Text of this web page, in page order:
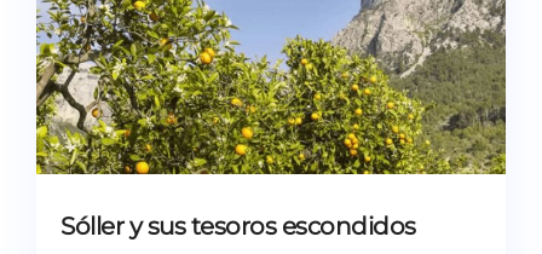
Sóller y sus tesoros escondidos